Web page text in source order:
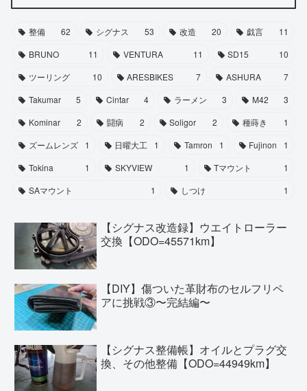
整備 62 シグナス 53 改造 20 戯言
11
BRUNO
11 VENTURA 11 SD15
10
ツーリング
10 ARESBIKES 7 ASHURA
7
Takumar
5 Cintar 4 ラーメン 3 M42
3
Kominar
2 闘病 2 Soligor 2 種蒔き
1
ズームレンズ
1 日曜大工 1 Tamron 1 Fujinon
1
Tokina
1 SKYVIEW 1 Tマウント
1
SAマウント
1 しつけ 1
【シグナス改造録】ウエイトローラー
交換【ODO=45571km】
【DIY】傷ついた革財布のセルフリペ
アに挑戦③〜完結編〜
【シグナス整備帳】オイルとプラグ交
換、その他整備【ODO=44949km】